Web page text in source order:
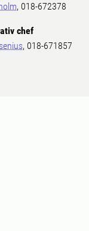
, 018-672378
chef
, 018-671857